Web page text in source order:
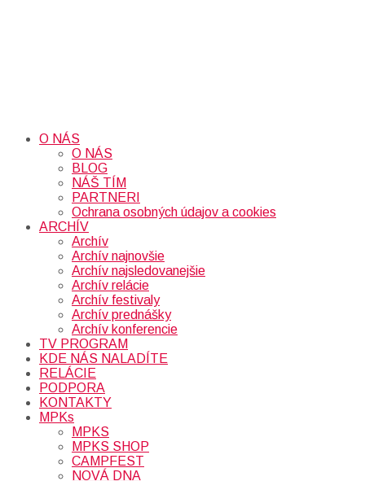
O NÁS
O NÁS
BLOG
NÁŠ TÍM
PARTNERI
Ochrana osobných údajov a cookies
ARCHÍV
Archív
Archív najnovšie
Archív najsledovanejšie
Archív relácie
Archív festivaly
Archív prednášky
Archív konferencie
TV PROGRAM
KDE NÁS NALADÍTE
RELÁCIE
PODPORA
KONTAKTY
MPKs
MPKS
MPKS SHOP
CAMPFEST
NOVÁ DNA